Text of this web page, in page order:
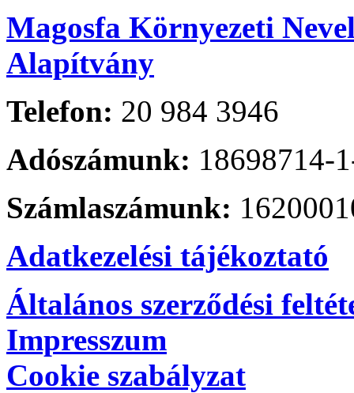
Magosfa Környezeti
Alapítvány
Telefon: 20 984 3946
Adószámunk: 18698714-
Számlaszámunk:
Adatkezelési tájékoztató
Általános szerződési
Impresszum
Cookie szabályzat